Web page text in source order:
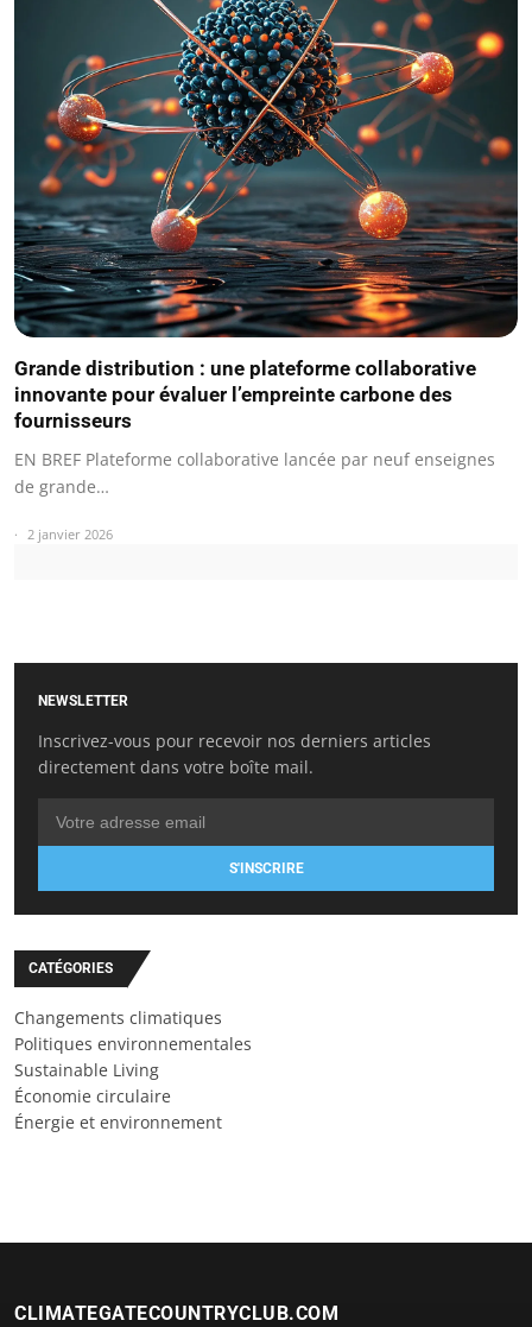
Grande distribution : une plateforme collaborative
innovante pour évaluer l’empreinte carbone des
fournisseurs
EN BREF Plateforme collaborative lancée par neuf enseignes
de grande…
2 janvier 2026
NEWSLETTER
Inscrivez-vous pour recevoir nos derniers articles
directement dans votre boîte mail.
S'INSCRIRE
CATÉGORIES
Changements climatiques
Politiques environnementales
Sustainable Living
Économie circulaire
Énergie et environnement
CLIMATEGATECOUNTRYCLUB.COM